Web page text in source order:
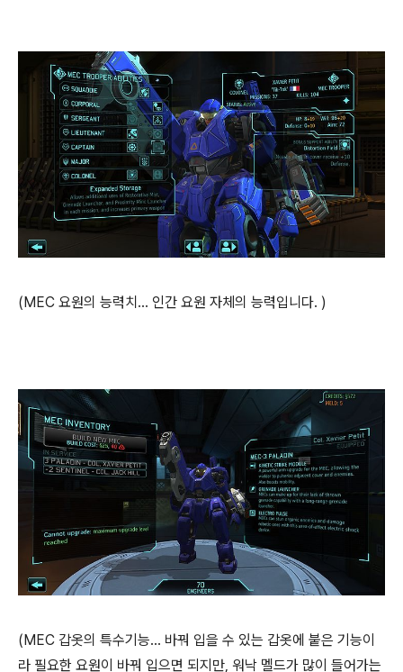
(MEC 요원의 능력치... 인간 요원 자체의 능력입니다. )
(MEC 갑옷의 특수기능... 바꿔 입을 수 있는 갑옷에 붙은 기능이
라 필요한 요원이 바꿔 입으면 되지만, 워낙 멜드가 많이 들어가는